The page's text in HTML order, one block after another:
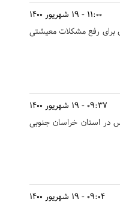
11:00 - 19 شهریور 1400
برای رفع مشکلات معیشتی
09:37 - 19 شهریور 1400
در استان خراسان جنوبی
09:04 - 19 شهریور 1400